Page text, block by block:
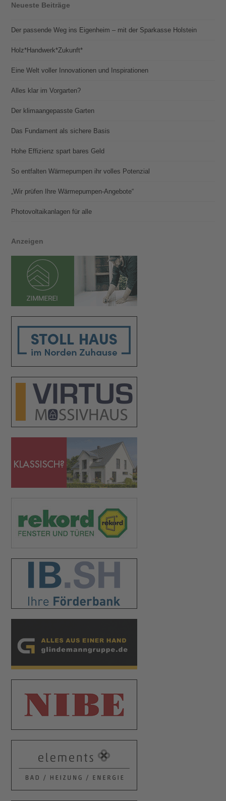
Neueste Beiträge
Der passende Weg ins Eigenheim – mit der Sparkasse Holstein
Holz*Handwerk*Zukunft*
Eine Welt voller Innovationen und Inspirationen
Alles klar im Vorgarten?
Der klimaangepasste Garten
Das Fundament als sichere Basis
Hohe Effizienz spart bares Geld
So entfalten Wärmepumpen ihr volles Potenzial
„Wir prüfen Ihre Wärmepumpen-Angebote“
Photovoltaik­­anlagen für alle
Anzeigen